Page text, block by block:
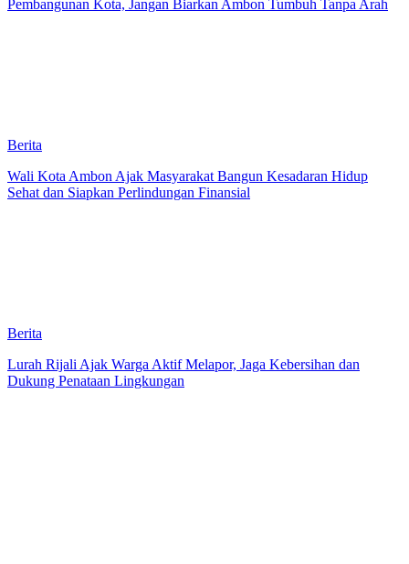
Pembangunan Kota, Jangan Biarkan Ambon Tumbuh Tanpa Arah
Berita
Wali Kota Ambon Ajak Masyarakat Bangun Kesadaran Hidup
Sehat dan Siapkan Perlindungan Finansial
Berita
Lurah Rijali Ajak Warga Aktif Melapor, Jaga Kebersihan dan
Dukung Penataan Lingkungan